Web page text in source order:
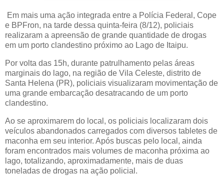
Em mais uma ação integrada entre a Polícia Federal, Cope
e BPFron, na tarde dessa quinta-feira (8/12), policiais
realizaram a apreensão de grande quantidade de drogas
em um porto clandestino próximo ao Lago de Itaipu.
Por volta das 15h, durante patrulhamento pelas áreas
marginais do lago, na região de Vila Celeste, distrito de
Santa Helena (PR), policiais visualizaram movimentação de
uma grande embarcação desatracando de um porto
clandestino.
Ao se aproximarem do local, os policiais localizaram dois
veículos abandonados carregados com diversos tabletes de
maconha em seu interior. Após buscas pelo local, ainda
foram encontrados mais volumes de maconha próxima ao
lago, totalizando, aproximadamente, mais de duas
toneladas de drogas na ação policial.